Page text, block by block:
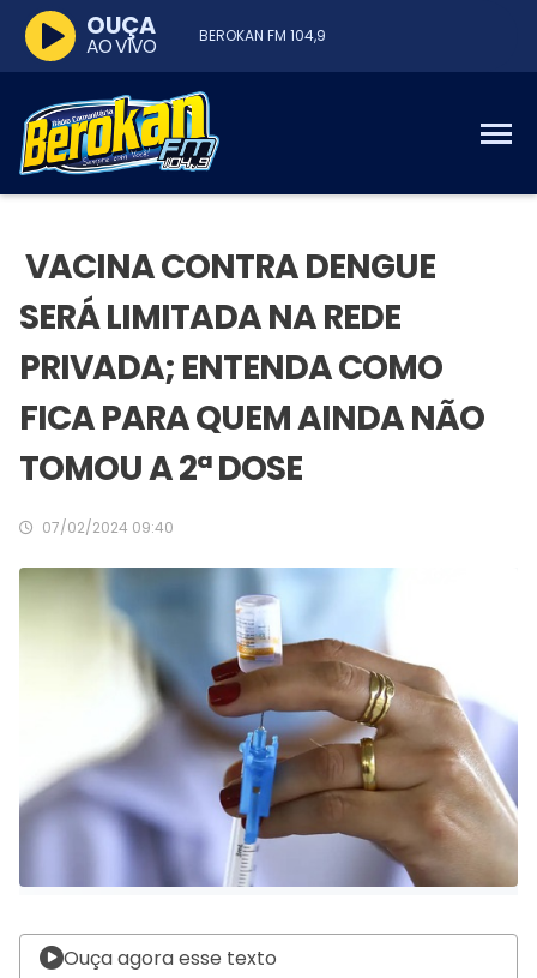
BEROKAN FM 104,9
OUÇA
AO VIVO
VACINA CONTRA DENGUE
SERÁ LIMITADA NA REDE
PRIVADA; ENTENDA COMO
FICA PARA QUEM AINDA NÃO
TOMOU A 2ª DOSE
07/02/2024 09:40
Ouça agora esse texto